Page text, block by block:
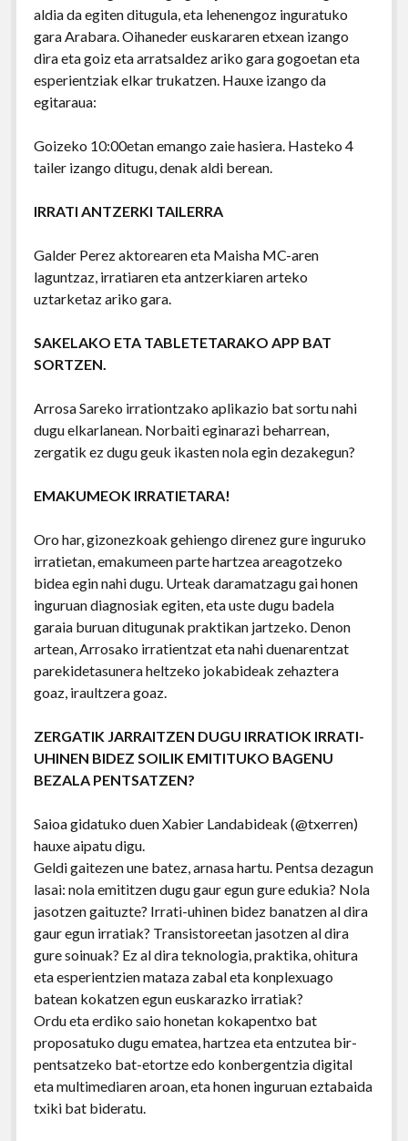
aldia da egiten ditugula, eta lehenengoz inguratuko
gara Arabara. Oihaneder euskararen etxean izango
dira eta goiz eta arratsaldez ariko gara gogoetan eta
esperientziak elkar trukatzen. Hauxe izango da
egitaraua:
Goizeko 10:00etan emango zaie hasiera. Hasteko 4
tailer izango ditugu, denak aldi berean.
IRRATI ANTZERKI TAILERRA
Galder Perez aktorearen eta Maisha MC-aren
laguntzaz, irratiaren eta antzerkiaren arteko
uztarketaz ariko gara.
SAKELAKO ETA TABLETETARAKO APP BAT
SORTZEN.
Arrosa Sareko irrationtzako aplikazio bat sortu nahi
dugu elkarlanean. Norbaiti eginarazi beharrean,
zergatik ez dugu geuk ikasten nola egin dezakegun?
EMAKUMEOK IRRATIETARA!
Oro har, gizonezkoak gehiengo direnez gure inguruko
irratietan, emakumeen parte hartzea areagotzeko
bidea egin nahi dugu. Urteak daramatzagu gai honen
inguruan diagnosiak egiten, eta uste dugu badela
garaia buruan ditugunak praktikan jartzeko. Denon
artean, Arrosako irratientzat eta nahi duenarentzat
parekidetasunera heltzeko jokabideak zehaztera
goaz, iraultzera goaz.
ZERGATIK JARRAITZEN DUGU IRRATIOK IRRATI-
UHINEN BIDEZ SOILIK EMITITUKO BAGENU
BEZALA PENTSATZEN?
Saioa gidatuko duen Xabier Landabideak (@txerren)
hauxe aipatu digu.
Geldi gaitezen une batez, arnasa hartu. Pentsa dezagun
lasai: nola emititzen dugu gaur egun gure edukia? Nola
jasotzen gaituzte? Irrati-uhinen bidez banatzen al dira
gaur egun irratiak? Transistoreetan jasotzen al dira
gure soinuak? Ez al dira teknologia, praktika, ohitura
eta esperientzien mataza zabal eta konplexuago
batean kokatzen egun euskarazko irratiak?
Ordu eta erdiko saio honetan kokapentxo bat
proposatuko dugu ematea, hartzea eta entzutea bir-
pentsatzeko bat-etortze edo konbergentzia digital
eta multimediaren aroan, eta honen inguruan eztabaida
txiki bat bideratu.